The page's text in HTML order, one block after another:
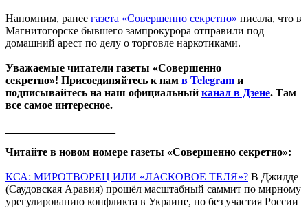
Напомним, ранее газета «Совершенно секретно» писала, что в
Магнитогорске бывшего зампрокурора отправили под
домашний арест по делу о торговле наркотиками.
Уважаемые читатели газеты «Совершенно
секретно»! Присоединяйтесь к нам в Telegram и
подписывайтесь на наш официальный канал в Дзене. Там
все самое интересное.
Читайте в новом номере газеты «Совершенно секретно»:
КСА: МИРОТВОРЕЦ ИЛИ «ЛАСКОВОЕ ТЕЛЯ»? В Джидде
(Саудовская Аравия) прошёл масштабный саммит по мирному
урегулированию конфликта в Украине, но без участия России